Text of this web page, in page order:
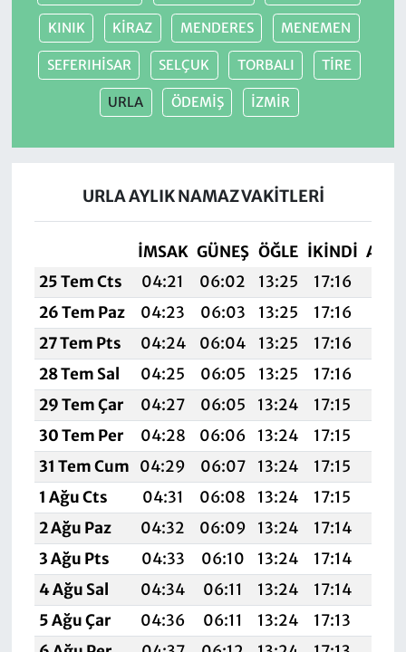
KINIK KİRAZ MENDERES MENEMEN
SEFERIHİSAR SELÇUK TORBALI TİRE
URLA ÖDEMİŞ İZMİR
URLA AYLIK NAMAZ VAKITLERI
İMSAK GÜNEŞ ÖĞLE İKINDI
25 Tem Cts
04:21 06:02 13:25 17:16
26 Tem Paz
04:23 06:03 13:25 17:16
27 Tem Pts
04:24 06:04 13:25 17:16
28 Tem Sal
04:25 06:05 13:25 17:16
29 Tem Çar
04:27 06:05 13:24 17:15
30 Tem Per
04:28 06:06 13:24 17:15
31 Tem Cum 04:29 06:07 13:24 17:15
1 Ağu Cts
04:31 06:08 13:24 17:15
2 Ağu Paz
04:32 06:09 13:24 17:14
3 Ağu Pts
04:33 06:10 13:24 17:14
4 Ağu Sal
04:34 06:11 13:24 17:14
5 Ağu Çar
04:36 06:11 13:24 17:13